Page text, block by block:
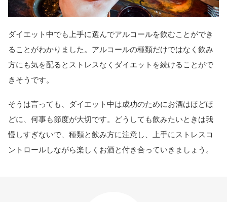
ダイエット中でも上手に選んでアルコールを飲むことができ
ることがわかりました。アルコールの種類だけではなく飲み
方にも気を配るとストレスなくダイエットを続けることがで
きそうです。
そうは言っても、ダイエット中は成功のためにお酒はほどほ
どに、何事も節度が大切です。どうしても飲みたいときは我
慢しすぎないで、種類と飲み方に注意し、上手にストレスコ
ントロールしながら楽しくお酒と付き合っていきましょう。